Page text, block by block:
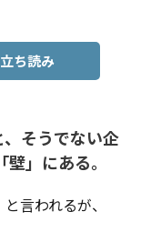
立ち読み
そうでない企
」にある。
言われるが、